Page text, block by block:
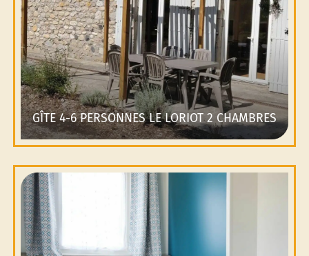
GÎTE 4-6 PERSONNES LE LORIOT 2 CHAMBRES